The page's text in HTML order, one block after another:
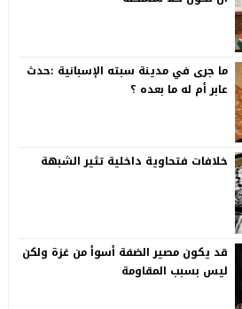
ما جرى في مدينة سبته الإسبانية :حدث
عابر أم له ما بعده ؟
خلافات فتحاوية داخلية تثير الشبهة
قد يكون مصير الضفة أسوأ من غزة ولكن
ليس بسبب المقاومة